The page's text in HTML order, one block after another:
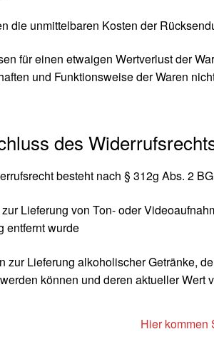
die unmittelbaren Kosten der
für einen etwaigen Wertverlust der
und Funktionsweise der Waren
des
besteht nach § 312g Abs. 2
Lieferung von Ton- oder
entfernt wurde
zur Lieferung alkoholischer Getränke,
können und deren aktueller Wert
Hier kommen